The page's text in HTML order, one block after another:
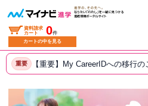
資料請求
カート
0件
カートの中を見る
重要 【重要】My CareerIDへの移行の